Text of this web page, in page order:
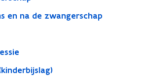
en na de zwangerschap